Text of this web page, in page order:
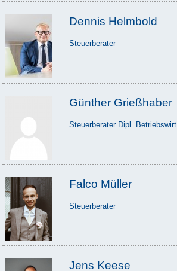
Dennis Helmbold
Steuerberater
Günther Grießhaber
Steuerberater Dipl. Betriebswirt
Falco Müller
Steuerberater
Jens Keese